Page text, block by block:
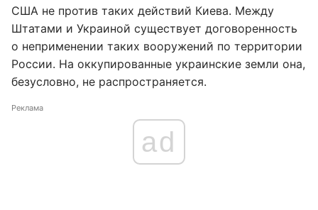
США не против таких действий Киева. Между
Штатами и Украиной существует договоренность
о неприменении таких вооружений по территории
России. На оккупированные украинские земли она,
безусловно, не распространяется.
Реклама
ad